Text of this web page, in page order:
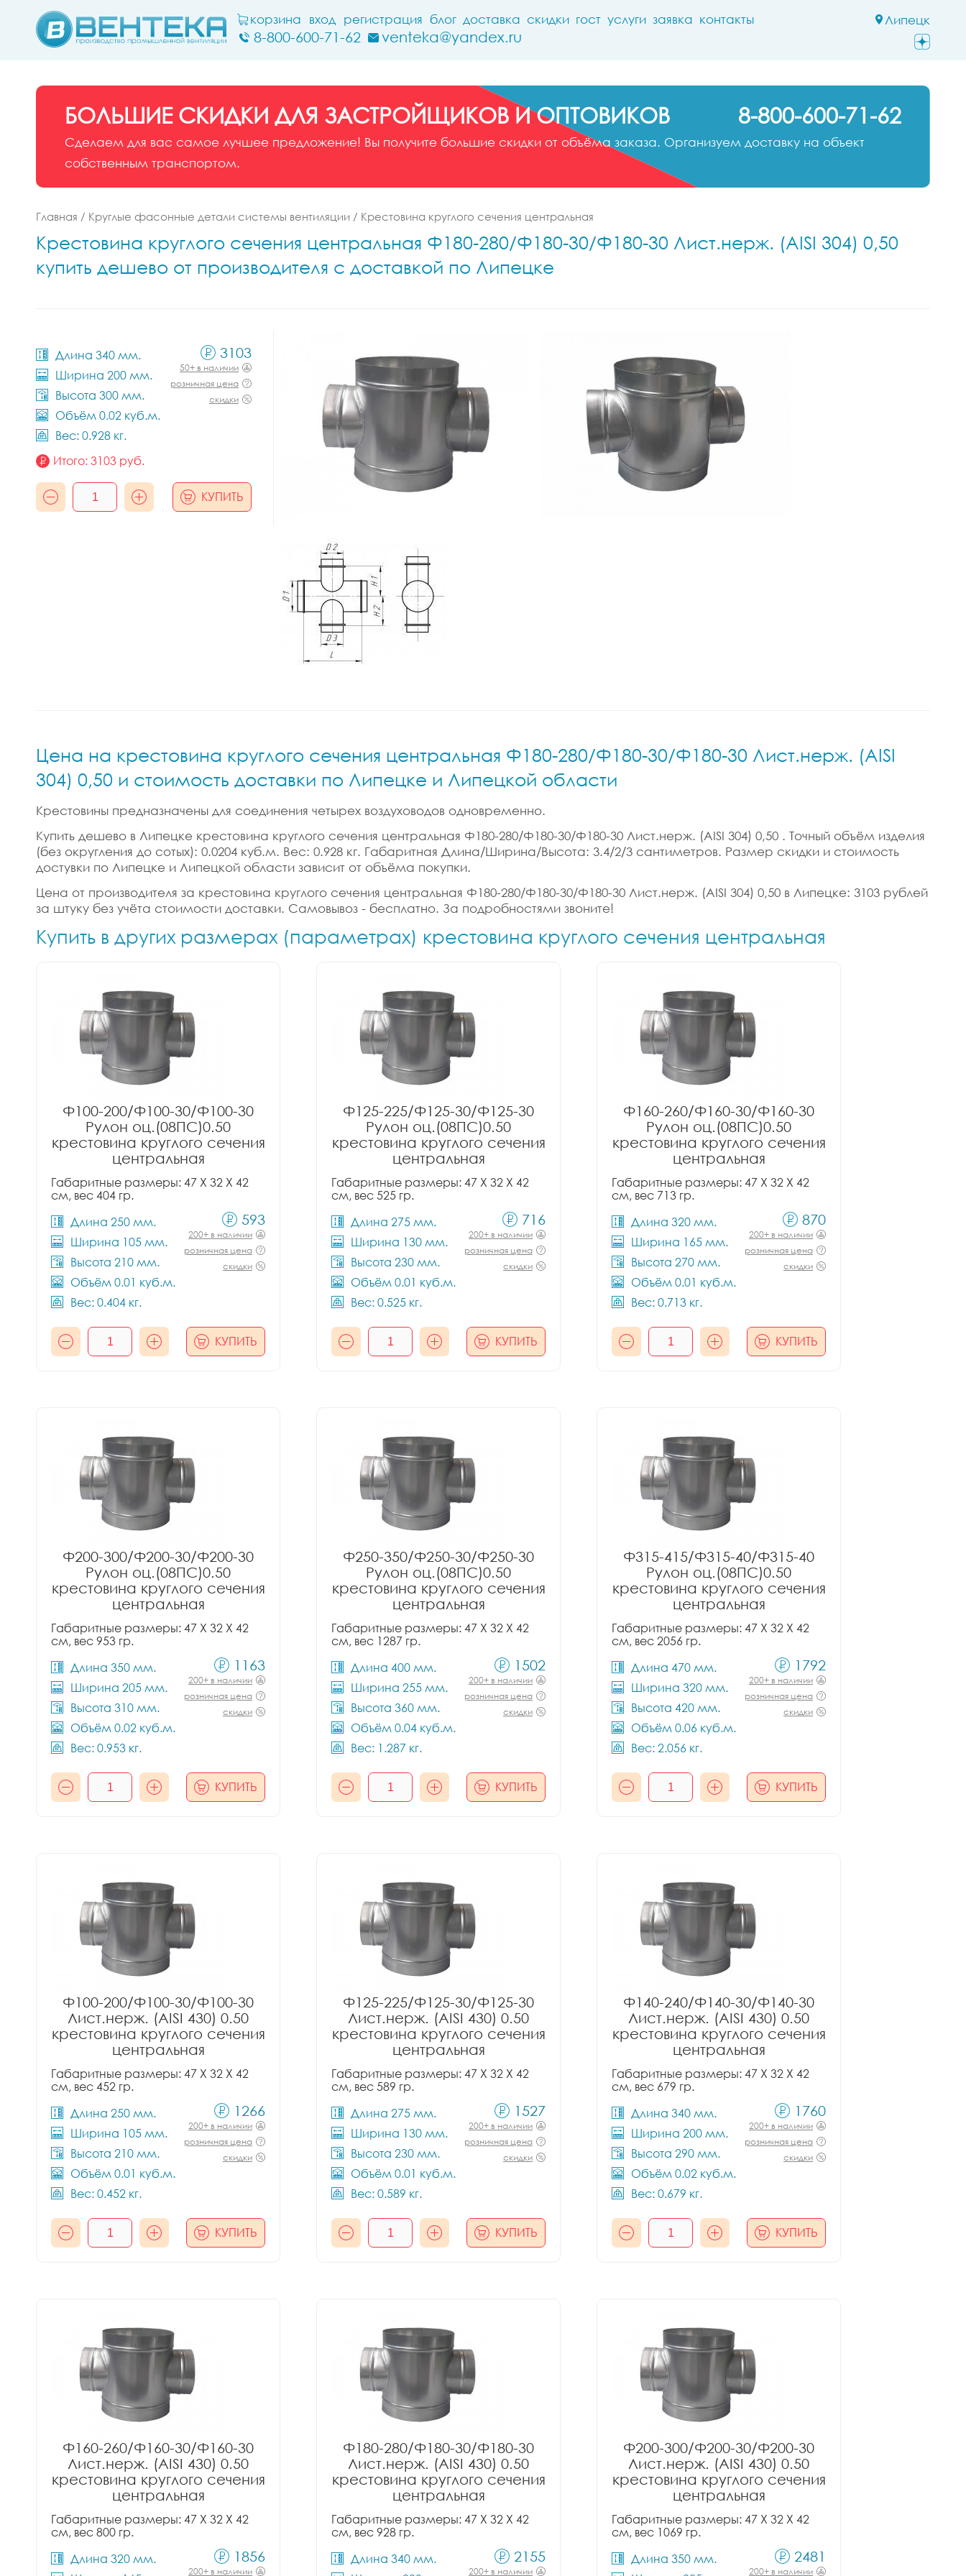
Липецк
корзина вход регистрация блог доставка скидки гост услуги заявка контакты
8-800-600-71-62 venteka@yandex.ru
БОЛЬШИЕ СКИДКИ ДЛЯ ЗАСТРОЙЩИКОВ И ОПТОВИКОВ 8-800-600-71-62
Сделаем для вас самое лучшее предложение! Вы получите большие скидки от объёма заказа. Организуем доставку на объект
собственным транспортом.
Главная / Круглые фасонные детали системы вентиляции / Крестовина круглого сечения центральная
Крестовина круглого сечения центральная Ф180-280/Ф180-30/Ф180-30 Лист.нерж. (AISI 304) 0,50
купить дешево от производителя с доставкой по Липецке
Длина 340 мм.
Ширина 200 мм.
Высота 300 мм.
Объём 0.02 куб.м.
Вес: 0.928 кг.
3103
50+ в наличии
розничная цена
скидки
Итого: 3103 руб.
КУПИТЬ
Цена на крестовина круглого сечения центральная Ф180-280/Ф180-30/Ф180-30 Лист.нерж. (AISI
304) 0,50 и стоимость доставки по Липецке и Липецкой области
Крестовины предназначены для соединения четырех воздуховодов одновременно.
Купить дешево в Липецке крестовина круглого сечения центральная Ф180-280/Ф180-30/Ф180-30 Лист.нерж. (AISI 304) 0,50 . Точный объём изделия
(без округления до сотых): 0.0204 куб.м. Вес: 0.928 кг. Габаритная Длина/Ширина/Высота: 3.4/2/3 сантиметров. Размер скидки и стоимость
достувки по Липецке и Липецкой области зависит от объёма покупки.
Цена от производителя за крестовина круглого сечения центральная Ф180-280/Ф180-30/Ф180-30 Лист.нерж. (AISI 304) 0,50 в Липецке: 3103 рублей
за штуку без учёта стоимости доставки. Самовывоз - бесплатно. За подробностями звоните!
Купить в других размерах (параметрах) крестовина круглого сечения центральная
Ф100-200/Ф100-30/Ф100-30
Рулон оц.(08ПС)0.50
крестовина круглого сечения
центральная
Габаритные размеры: 47 X 32 X 42
см, вес 404 гр.
Длина 250 мм.
Ширина 105 мм.
Высота 210 мм.
Объём 0.01 куб.м.
Вес: 0.404 кг.
593
200+ в наличии
розничная цена
скидки
КУПИТЬ
Ф125-225/Ф125-30/Ф125-30
Рулон оц.(08ПС)0.50
крестовина круглого сечения
центральная
Габаритные размеры: 47 X 32 X 42
см, вес 525 гр.
Длина 275 мм.
Ширина 130 мм.
Высота 230 мм.
Объём 0.01 куб.м.
Вес: 0.525 кг.
716
200+ в наличии
розничная цена
скидки
КУПИТЬ
Ф160-260/Ф160-30/Ф160-30
Рулон оц.(08ПС)0.50
крестовина круглого сечения
центральная
Габаритные размеры: 47 X 32 X 42
см, вес 713 гр.
Длина 320 мм.
Ширина 165 мм.
Высота 270 мм.
Объём 0.01 куб.м.
Вес: 0.713 кг.
870
200+ в наличии
розничная цена
скидки
КУПИТЬ
Ф200-300/Ф200-30/Ф200-30
Рулон оц.(08ПС)0.50
крестовина круглого сечения
центральная
Габаритные размеры: 47 X 32 X 42
см, вес 953 гр.
Длина 350 мм.
Ширина 205 мм.
Высота 310 мм.
Объём 0.02 куб.м.
Вес: 0.953 кг.
1163
200+ в наличии
розничная цена
скидки
КУПИТЬ
Ф250-350/Ф250-30/Ф250-30
Рулон оц.(08ПС)0.50
крестовина круглого сечения
центральная
Габаритные размеры: 47 X 32 X 42
см, вес 1287 гр.
Длина 400 мм.
Ширина 255 мм.
Высота 360 мм.
Объём 0.04 куб.м.
Вес: 1.287 кг.
1502
200+ в наличии
розничная цена
скидки
КУПИТЬ
Ф315-415/Ф315-40/Ф315-40
Рулон оц.(08ПС)0.50
крестовина круглого сечения
центральная
Габаритные размеры: 47 X 32 X 42
см, вес 2056 гр.
Длина 470 мм.
Ширина 320 мм.
Высота 420 мм.
Объём 0.06 куб.м.
Вес: 2.056 кг.
1792
200+ в наличии
розничная цена
скидки
КУПИТЬ
Ф100-200/Ф100-30/Ф100-30
Лист.нерж. (AISI 430) 0.50
крестовина круглого сечения
центральная
Габаритные размеры: 47 X 32 X 42
см, вес 452 гр.
Длина 250 мм.
Ширина 105 мм.
Высота 210 мм.
Объём 0.01 куб.м.
Вес: 0.452 кг.
1266
200+ в наличии
розничная цена
скидки
КУПИТЬ
Ф125-225/Ф125-30/Ф125-30
Лист.нерж. (AISI 430) 0.50
крестовина круглого сечения
центральная
Габаритные размеры: 47 X 32 X 42
см, вес 589 гр.
Длина 275 мм.
Ширина 130 мм.
Высота 230 мм.
Объём 0.01 куб.м.
Вес: 0.589 кг.
1527
200+ в наличии
розничная цена
скидки
КУПИТЬ
Ф140-240/Ф140-30/Ф140-30
Лист.нерж. (AISI 430) 0.50
крестовина круглого сечения
центральная
Габаритные размеры: 47 X 32 X 42
см, вес 679 гр.
Длина 340 мм.
Ширина 200 мм.
Высота 290 мм.
Объём 0.02 куб.м.
Вес: 0.679 кг.
1760
200+ в наличии
розничная цена
скидки
КУПИТЬ
Ф160-260/Ф160-30/Ф160-30
Лист.нерж. (AISI 430) 0.50
крестовина круглого сечения
центральная
Габаритные размеры: 47 X 32 X 42
см, вес 800 гр.
Длина 320 мм.
1856
200+ в наличии
Ф180-280/Ф180-30/Ф180-30
Лист.нерж. (AISI 430) 0.50
крестовина круглого сечения
центральная
Габаритные размеры: 47 X 32 X 42
см, вес 928 гр.
Длина 340 мм.
2155
200+ в наличии
Ф200-300/Ф200-30/Ф200-30
Лист.нерж. (AISI 430) 0.50
крестовина круглого сечения
центральная
Габаритные размеры: 47 X 32 X 42
см, вес 1069 гр.
Длина 350 мм.
2481
200+ в наличии